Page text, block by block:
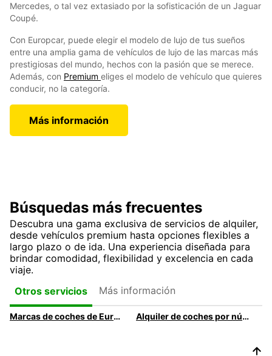
Mercedes, o tal vez extasiado por la sofisticación de un Jaguar
Coupé.
Con Europcar, puede elegir el modelo de lujo de tus sueños
entre una amplia gama de vehículos de lujo de las marcas más
prestigiosas del mundo, hechos con la pasión que se merece.
Además, con Premium eliges el modelo de vehículo que quieres
conducir, no la categoría.
Más información
Búsquedas más frecuentes
Descubra una gama exclusiva de servicios de alquiler,
desde vehículos premium hasta opciones flexibles a
largo plazo o de ida. Una experiencia diseñada para
brindar comodidad, flexibilidad y excelencia en cada
viaje.
Otros servicios
Más información
Marcas de coches de Europcar: todas las opciones de alquiler Alquiler de coches por número de plazas